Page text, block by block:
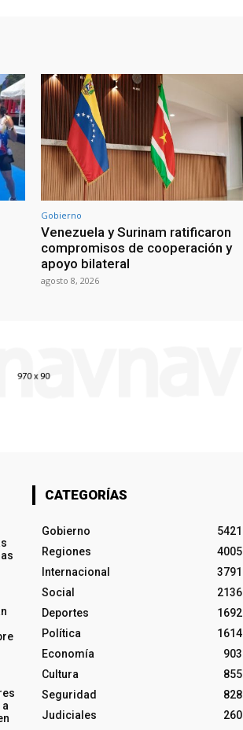
Gobierno
Venezuela y Surinam ratificaron
compromisos de cooperación y
apoyo bilateral
agosto 8, 2026
CATEGORÍAS
Gobierno
5421
Regiones
4005
Internacional
3791
Social
2136
Deportes
1692
Política
1614
Economía
903
Cultura
855
Seguridad
828
Judiciales
260